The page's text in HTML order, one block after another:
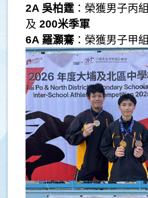
2A 吳柏霆 ：榮獲男子丙組
及 200米季軍
6A 羅灝騫：榮獲男子甲組